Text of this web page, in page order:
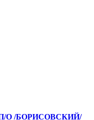
О /БОРИСОВСКИЙ/